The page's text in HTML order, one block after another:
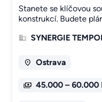
Stanete se klíčovou
konstrukcí. Budete
SYNERGIE
Ostrava
45.000 – 60.000